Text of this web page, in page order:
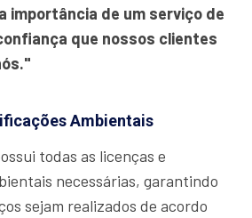
importância de um serviço de
que nossos clientes
Ambientais
todas as licenças e
necessárias, garantindo
sejam realizados de acordo